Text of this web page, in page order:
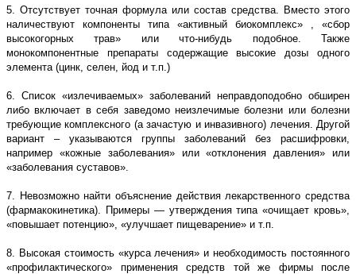
5. Отсутствует точная формула или состав средства. Вместо этого
наличествуют компоненты типа «активный биокомплекс» , «сбор
высокогорных трав» или что-нибудь подобное. Также
монокомпонентные препараты содержащие высокие дозы одного
элемента (цинк, селен, йод и т.п.)
6. Список «излечиваемых» заболеваний неправдоподобно обширен
либо включает в себя заведомо неизлечимые болезни или болезни
требующие комплексного (а зачастую и инвазивного) лечения. Другой
вариант – указываются группы заболеваний без расшифровки,
например «кожные заболевания» или «отклонения давления» или
«заболевания суставов».
7. Невозможно найти объяснение действия лекарственного средства
(фармакокинетика). Примеры — утверждения типа «очищает кровь»,
«повышает потенцию», «улучшает пищеварение» и т.п.
8. Высокая стоимость «курса лечения» и необходимость постоянного
«профилактического» применения средств той же фирмы после